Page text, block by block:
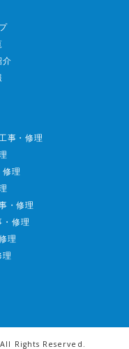
介
事・修理
理
・修理
修理
理
Rights Reserved.